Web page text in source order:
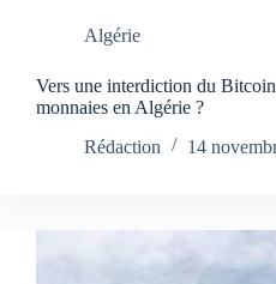
Algérie
Vers une interdiction du
monnaies en Algérie ?
Rédaction
14